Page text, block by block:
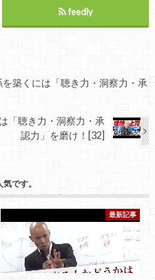
feedly
築くには「聴き力・洞察力・承
「聴き力・洞察力・承
認力」を磨け！[32]
です。
最新記事